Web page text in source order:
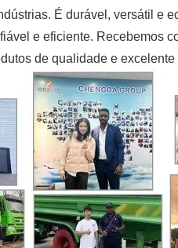
É durável, versátil e
e eficiente. Recebemos
de qualidade e